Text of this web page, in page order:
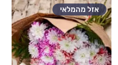
אזל מהמלאי